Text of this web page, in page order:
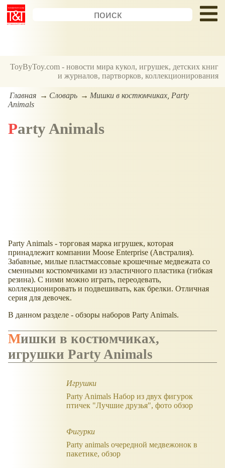
ToyByToy.com - новости мира кукол, игрушек, детских книг
и журналов, партворков, коллекционирования
Главная Словарь
Мишки в костюмчиках, Party
Animals
Party Animals
Party Animals - торговая марка игрушек, которая
принадлежит компании Moose Enterprise (Австралия).
Забавные, милые пластмассовые крошечные медвежата со
сменными костюмчиками из эластичного пластика (гибкая
резина). С ними можно играть, переодевать,
коллекционировать и подвешивать, как брелки. Отличная
серия для девочек.
В данном разделе - обзоры наборов Party Animals.
Мишки в костюмчиках,
игрушки Party Animals
Игрушки
Party Animals Набор из двух фигурок
птичек "Лучшие друзья", фото обзор
Фигурки
Party animals очередной медвежонок в
пакетике, обзор